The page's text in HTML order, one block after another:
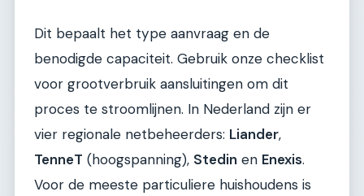
Dit bepaalt het type aanvraag en de
benodigde capaciteit. Gebruik onze checklist
voor grootverbruik aansluitingen om dit
proces te stroomlijnen. In Nederland zijn er
vier regionale netbeheerders: Liander,
TenneT (hoogspanning), Stedin en Enexis.
Voor de meeste particuliere huishoudens is